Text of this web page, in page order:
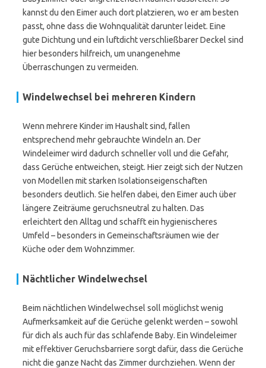
kannst du den Eimer auch dort platzieren, wo er am besten
passt, ohne dass die Wohnqualität darunter leidet. Eine
gute Dichtung und ein luftdicht verschließbarer Deckel sind
hier besonders hilfreich, um unangenehme
Überraschungen zu vermeiden.
Windelwechsel bei mehreren Kindern
Wenn mehrere Kinder im Haushalt sind, fallen
entsprechend mehr gebrauchte Windeln an. Der
Windeleimer wird dadurch schneller voll und die Gefahr,
dass Gerüche entweichen, steigt. Hier zeigt sich der Nutzen
von Modellen mit starken Isolationseigenschaften
besonders deutlich. Sie helfen dabei, den Eimer auch über
längere Zeiträume geruchsneutral zu halten. Das
erleichtert den Alltag und schafft ein hygienischeres
Umfeld – besonders in Gemeinschaftsräumen wie der
Küche oder dem Wohnzimmer.
Nächtlicher Windelwechsel
Beim nächtlichen Windelwechsel soll möglichst wenig
Aufmerksamkeit auf die Gerüche gelenkt werden – sowohl
für dich als auch für das schlafende Baby. Ein Windeleimer
mit effektiver Geruchsbarriere sorgt dafür, dass die Gerüche
nicht die ganze Nacht das Zimmer durchziehen. Wenn der